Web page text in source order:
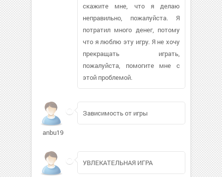
скажите мне, что я делаю
неправильно, пожалуйста. Я
потратил много денег, потому
что я люблю эту игру. Я не хочу
прекращать играть,
пожалуйста, помогите мне с
этой проблемой.
anbu1963
Зависимость от игры
УВЛЕКАТЕЛЬНАЯ ИГРА